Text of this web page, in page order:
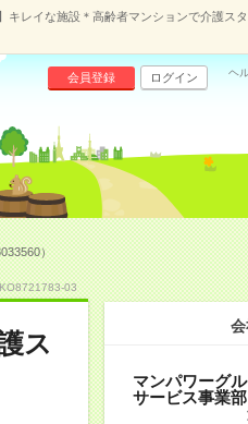
キレイな施設＊高齢者マンションで介護ス
会員登録 ログイン ヘ
）
03
ス
マンパワーグ
サービス事業